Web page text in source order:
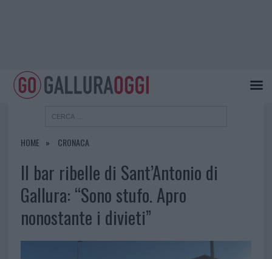
HOME CRONACA
Il bar ribelle di Sant’Antonio di
Gallura: “Sono stufo. Apro
nonostante i divieti”